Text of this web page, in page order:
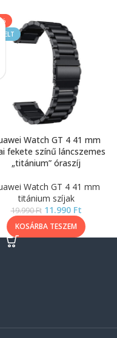
Watch GT 4 41 mm
fekete színű láncszemes
„titánium” óraszíj
Watch GT 4 41 mm
titánium szíjak
19.990Ft 11.990 Ft
KOSÁRBA TESZEM